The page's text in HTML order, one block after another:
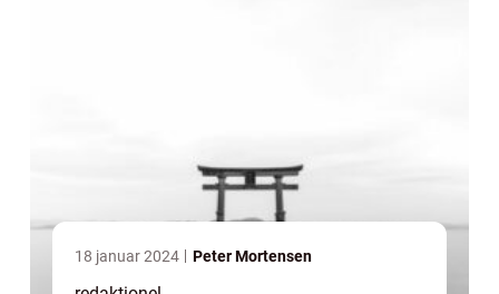
18 januar 2024 Peter Mortensen